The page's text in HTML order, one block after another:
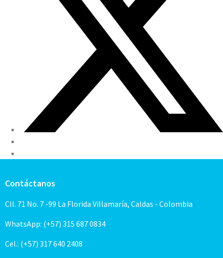
Contáctanos
Cll. 71 No. 7 -99 La Florida Villamaría, Caldas - Colombia
WhatsApp: (+57) 315 687 0834
Cel.: (+57) 317 640 2408